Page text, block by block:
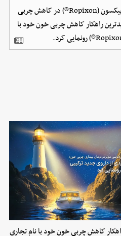
به‌دنبال ۱۰ سال پیش‌گامی داروی روپیکسون (Ropixon®) در کاهش چربی
راهکار کاهش چربی خون خود با
کاهش چربی خون خود با نام تجاری